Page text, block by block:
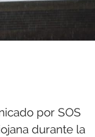
por SOS
durante la